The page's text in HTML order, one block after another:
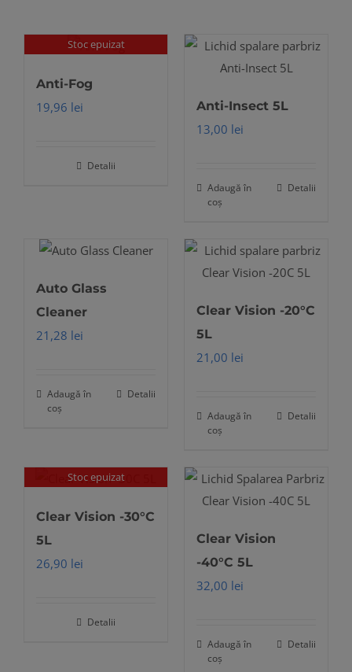
Stoc epuizat
Anti-Fog
19,96 lei
Detalii
Anti-Insect 5L
13,00 lei
Adaugă în
coș
Detalii
Auto Glass
Cleaner
21,28 lei
Adaugă în
coș
Detalii
Clear Vision -20°C
5L
21,00 lei
Adaugă în
coș
Detalii
Stoc epuizat
Clear Vision -30°C
5L
26,90 lei
Detalii
Clear Vision
-40°C 5L
32,00 lei
Adaugă în
coș
Detalii